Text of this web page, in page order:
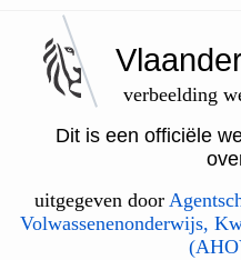
verbeelding
Dit is een officiële
uitgegeven door
Volwassenenonderwijs,